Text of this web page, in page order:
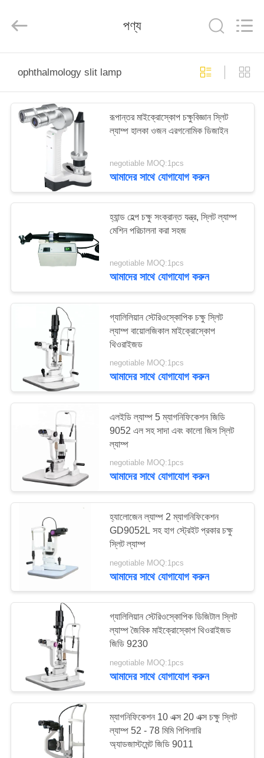
পণ্য
সম্পর্কে
কারখানা
মান
নিয়ন্ত্রণ
যোগাযোগ
উদ্ধৃতির
সাইট
ম্যাপ
PRIVACY
POLICY
SCM
Rights
পণ্য
ophthalmology slit lamp
রূপান্তর মাইক্রোস্কোপ চক্ষুবিজ্ঞান স্লিট
ল্যাম্প হালকা ওজন এরগনোমিক ডিজাইন
negotiable MOQ:1pcs
আমাদের সাথে যোগাযোগ করুন
হ্যান্ড হেল্প চক্ষু সংক্রান্ত যন্ত্র, স্লিট ল্যাম্প
মেশিন পরিচালনা করা সহজ
negotiable MOQ:1pcs
আমাদের সাথে যোগাযোগ করুন
গ্যালিলিয়ান স্টেরিওস্কোপিক চক্ষু স্লিট
ল্যাম্প বায়োলজিকাল মাইক্রোস্কোপ
থিওরাইজড
negotiable MOQ:1pcs
আমাদের সাথে যোগাযোগ করুন
এলইডি ল্যাম্প 5 ম্যাগনিফিকেশন জিডি
9052 এল সহ সাদা এবং কালো জিস স্লিট
ল্যাম্প
negotiable MOQ:1pcs
আমাদের সাথে যোগাযোগ করুন
হ্যালোজেন ল্যাম্প 2 ম্যাগনিফিকেশন
GD9052L সহ হাগ স্ট্রেইট প্রকার চক্ষু
স্লিট ল্যাম্প
negotiable MOQ:1pcs
আমাদের সাথে যোগাযোগ করুন
গ্যালিলিয়ান স্টেরিওস্কোপিক ডিজিটাল স্লিট
ল্যাম্প জৈবিক মাইক্রোস্কোপ থিওরাইজড
জিডি 9230
negotiable MOQ:1pcs
আমাদের সাথে যোগাযোগ করুন
ম্যাগনিফিকেশন 10 এক্স 20 এক্স চক্ষু স্লিট
ল্যাম্প 52 - 78 মিমি পিপিলারি
অ্যাডজাস্টমেন্ট জিডি 9011